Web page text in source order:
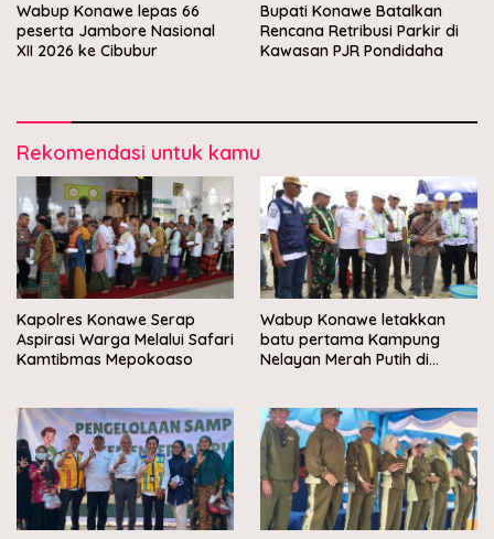
Wabup Konawe lepas 66
peserta Jambore Nasional
XII 2026 ke Cibubur
Bupati Konawe Batalkan
Rencana Retribusi Parkir di
Kawasan PJR Pondidaha
Rekomendasi untuk kamu
Kapolres Konawe Serap
Aspirasi Warga Melalui Safari
Kamtibmas Mepokoaso
Wabup Konawe letakkan
batu pertama Kampung
Nelayan Merah Putih di